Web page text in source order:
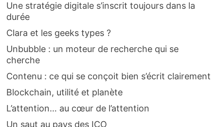
Une stratégie digitale s’inscrit toujours dans la
durée
Clara et les geeks types ?
Unbubble : un moteur de recherche qui se
cherche
Contenu : ce qui se conçoit bien s’écrit clairement
Blockchain, utilité et planète
L’attention… au cœur de l’attention
Un saut au pays des ICO